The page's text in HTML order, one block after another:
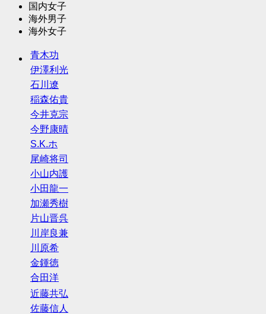
国内女子
海外男子
海外女子
青木功
伊澤利光
石川遼
稲森佑貴
今井克宗
今野康晴
S.K.ホ
尾崎将司
小山内護
小田龍一
加瀬秀樹
片山晋呉
川岸良兼
川原希
金鍾徳
合田洋
近藤共弘
佐藤信人